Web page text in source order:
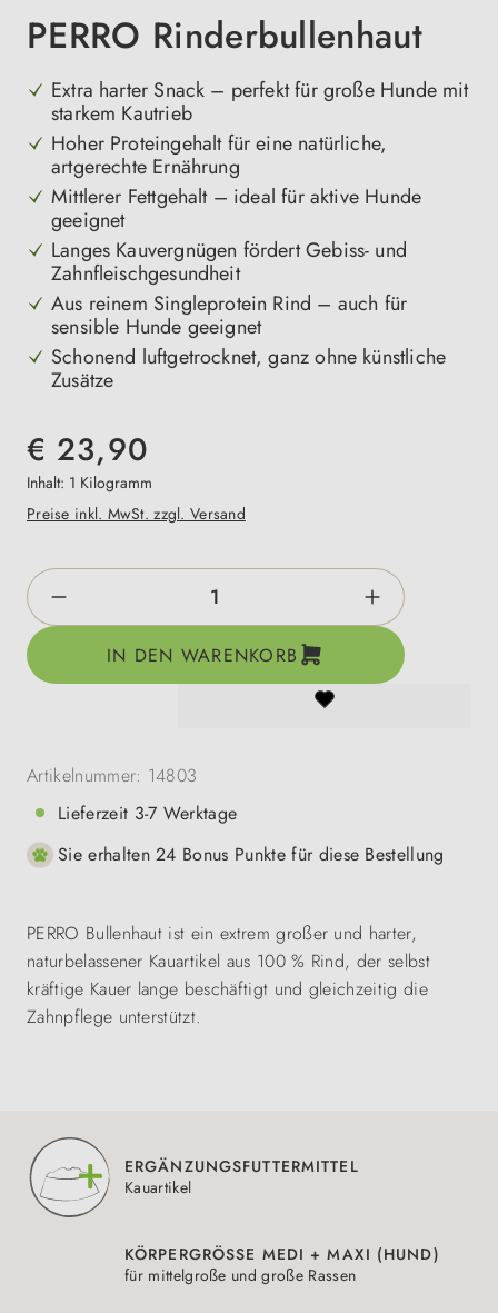
PERRO Rinderbullenhaut
Extra harter Snack – perfekt für große Hunde mit
starkem Kautrieb
Hoher Proteingehalt für eine natürliche,
artgerechte Ernährung
Mittlerer Fettgehalt – ideal für aktive Hunde
geeignet
Langes Kauvergnügen fördert Gebiss- und
Zahnfleischgesundheit
Aus reinem Singleprotein Rind – auch für
sensible Hunde geeignet
Schonend luftgetrocknet, ganz ohne künstliche
Zusätze
€ 23,90
Inhalt: 1 Kilogramm
Preise inkl. MwSt. zzgl. Versand
Produkt Anzahl: Gib den gewünschten
IN DEN WARENKORB
Artikelnummer: 14803
Lieferzeit 3-7 Werktage
Sie erhalten 24 Bonus Punkte für diese Bestellung
PERRO Bullenhaut ist ein extrem großer und harter,
naturbelassener Kauartikel aus 100 % Rind, der selbst
kräftige Kauer lange beschäftigt und gleichzeitig die
Zahnpflege unterstützt.
ERGÄNZUNGSFUTTERMITTEL
Kauartikel
KÖRPERGRÖSSE MEDI + MAXI (HUND)
für mittelgroße und große Rassen